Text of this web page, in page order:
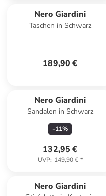
Nero Giardini
Taschen in Schwarz
189,90 €
Nero Giardini
Sandalen in Schwarz
-11%
132,95 €
UVP: 149,90 €*
Nero Giardini